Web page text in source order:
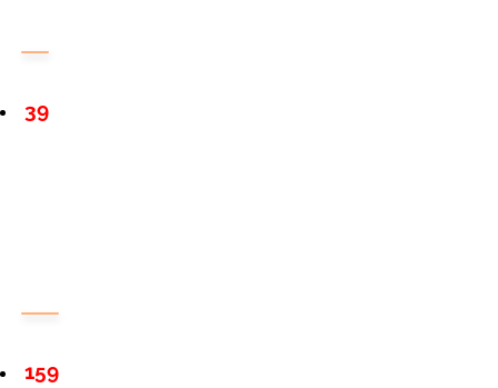
39
159